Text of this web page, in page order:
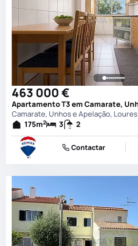
463 000 €
Camarate, Unhos e Apelação, Loures
175m2 3 2
Contactar